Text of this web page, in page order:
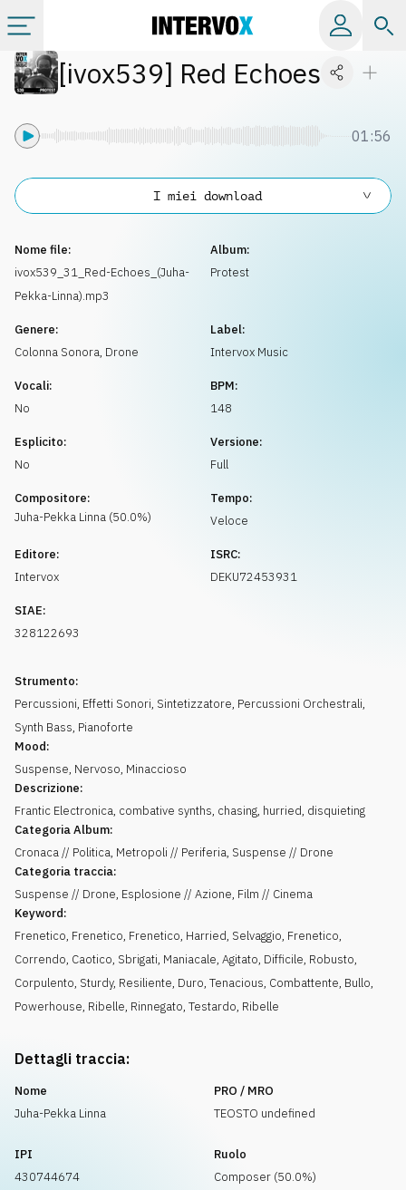
Categorie
Album
Playlist
Licenze
Info
[ivox539] Red Echoes
01:56
Nome file:
ivox539_31_Red-Echoes_(Juha-
Pekka-Linna).mp3
Album:
Protest
Genere:
Colonna Sonora, Drone
Label:
Intervox Music
Vocali:
No
BPM:
148
Esplicito:
No
Versione:
Full
Compositore:
Juha-Pekka Linna (50.0%)
Tempo:
Veloce
Editore:
Intervox
ISRC:
DEKU72453931
SIAE:
328122693
Strumento:
Percussioni, Effetti Sonori, Sintetizzatore, Percussioni Orchestrali,
Synth Bass, Pianoforte
Mood:
Suspense, Nervoso, Minaccioso
Descrizione:
Frantic Electronica, combative synths, chasing, hurried, disquieting
Categoria Album:
Cronaca // Politica, Metropoli // Periferia, Suspense // Drone
Categoria traccia:
Suspense // Drone, Esplosione // Azione, Film // Cinema
Keyword:
Frenetico, Frenetico, Frenetico, Harried, Selvaggio, Frenetico,
Correndo, Caotico, Sbrigati, Maniacale, Agitato, Difficile, Robusto,
Corpulento, Sturdy, Resiliente, Duro, Tenacious, Combattente, Bullo,
Powerhouse, Ribelle, Rinnegato, Testardo, Ribelle
I miei download
Dettagli traccia:
Nome
Juha-Pekka Linna
PRO / MRO
TEOSTO undefined
IPI
430744674
Ruolo
Composer (50.0%)